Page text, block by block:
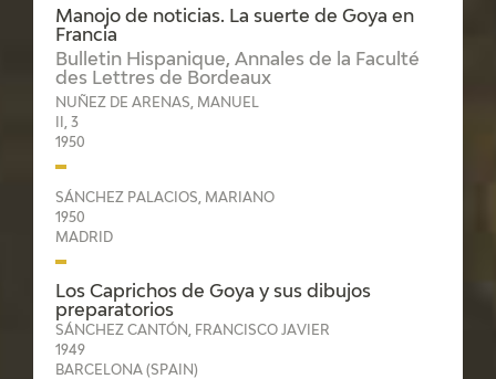
Manojo de noticias. La suerte de Goya en
Francia
Bulletin Hispanique, Annales de la Faculté
des Lettres de Bordeaux
NUÑEZ DE ARENAS, MANUEL
II, 3
1950
SÁNCHEZ PALACIOS, MARIANO
1950
MADRID
Los Caprichos de Goya y sus dibujos
preparatorios
SÁNCHEZ CANTÓN, FRANCISCO JAVIER
1949
BARCELONA (SPAIN)